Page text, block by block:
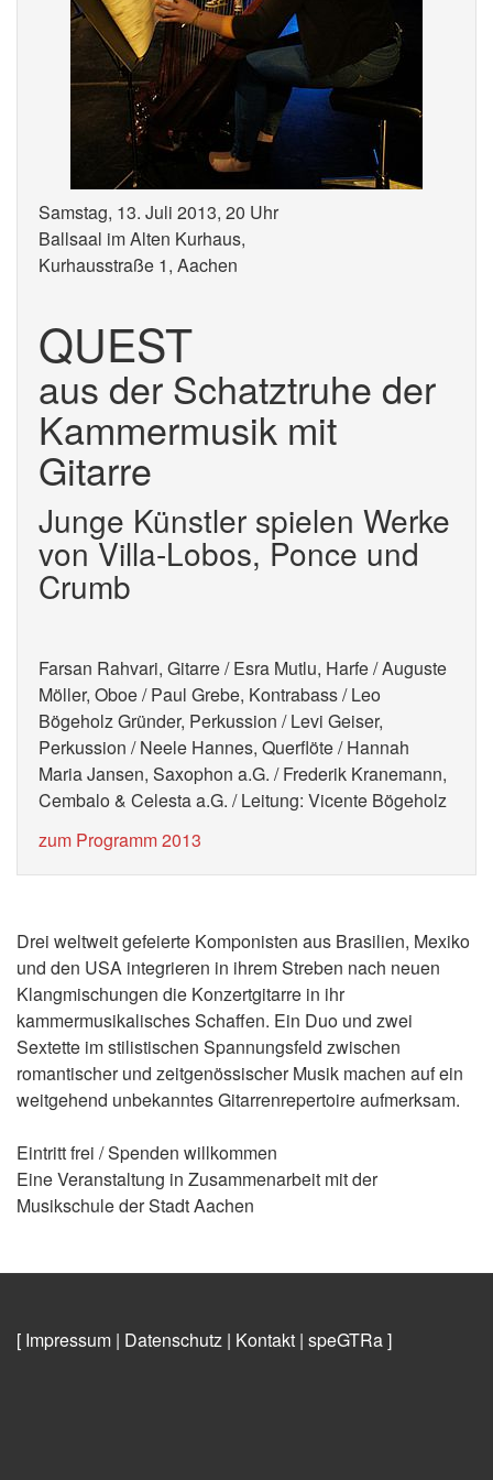
Samstag, 13. Juli 2013, 20 Uhr
Ballsaal im Alten Kurhaus,
Kurhausstraße 1, Aachen
QUEST
aus der Schatztruhe der
Kammermusik mit
Gitarre
Junge Künstler spielen Werke
von Villa-Lobos, Ponce und
Crumb
Farsan Rahvari, Gitarre / Esra Mutlu, Harfe / Auguste
Möller, Oboe / Paul Grebe, Kontrabass / Leo
Bögeholz Gründer, Perkussion / Levi Geiser,
Perkussion / Neele Hannes, Querflöte / Hannah
Maria Jansen, Saxophon a.G. / Frederik Kranemann,
Cembalo & Celesta a.G. / Leitung: Vicente Bögeholz
zum Programm 2013
Drei weltweit gefeierte Komponisten aus Brasilien, Mexiko
und den USA integrieren in ihrem Streben nach neuen
Klangmischungen die Konzertgitarre in ihr
kammermusikalisches Schaffen. Ein Duo und zwei
Sextette im stilistischen Spannungsfeld zwischen
romantischer und zeitgenössischer Musik machen auf ein
weitgehend unbekanntes Gitarrenrepertoire aufmerksam.
Eintritt frei / Spenden willkommen
Eine Veranstaltung in Zusammenarbeit mit der
Musikschule der Stadt Aachen
[ Impressum | Datenschutz | Kontakt | speGTRa]